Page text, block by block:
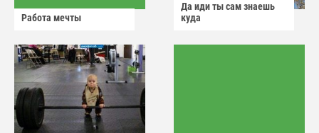
Работа мечты
Да иди ты сам знаешь
куда